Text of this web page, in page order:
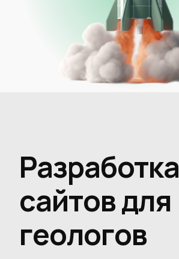
Разработка
сайтов для
геологов